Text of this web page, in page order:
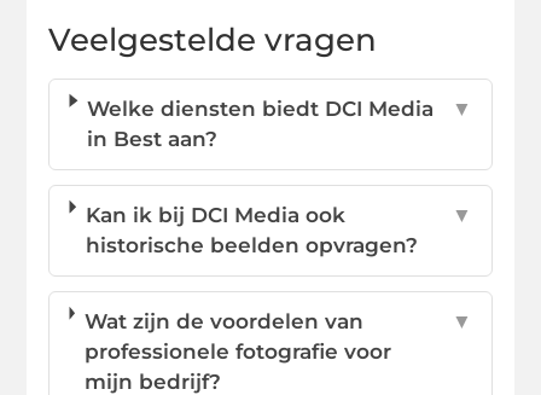
Veelgestelde vragen
Welke diensten biedt DCI Media
in Best aan?
▼
Kan ik bij DCI Media ook
historische beelden opvragen?
▼
Wat zijn de voordelen van
professionele fotografie voor
mijn bedrijf?
▼